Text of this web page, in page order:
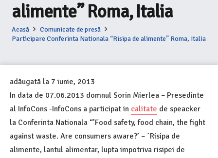
alimente” Roma, Italia
Acasă
Comunicate de presă
Participare Conferinta Nationala “Risipa de alimente” Roma, Italia
adăugată la 7 iunie, 2013
In data de 07.06.2013 domnul Sorin Mierlea – Presedinte
al InfoCons -InfoCons a participat in calitate de speacker
la Conferinta Nationala “’Food safety, food chain, the fight
against waste. Are consumers aware?’ – `Risipa de
alimente, lantul alimentar, lupta impotriva risipei de